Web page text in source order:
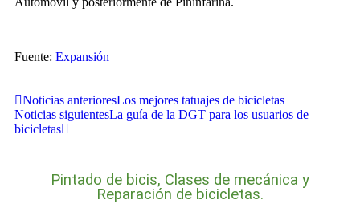
Fuente: Expansión
Noticias anterioresLos mejores tatuajes de bicicletas
Noticias siguientesLa guía de la DGT para los usuarios de
bicicletas
Pintado de bicis, Clases de mecánica y
Reparación de bicicletas.